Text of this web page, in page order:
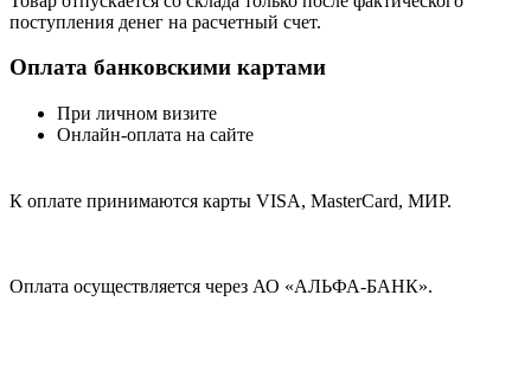
поступления денег на расчетный счет.
Оплата банковскими картами
При личном визите
Онлайн-оплата на сайте
К оплате принимаются карты VISA, MasterCard, МИР.
Оплата осуществляется через АО «АЛЬФА-БАНК».